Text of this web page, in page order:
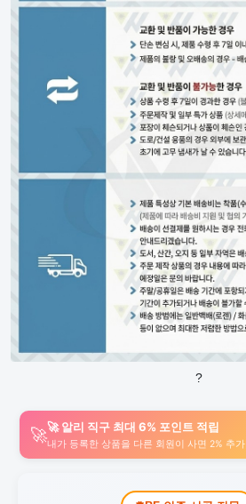
?
🚀🚀 알리 직구 최대 6% 포인트 적립
내가 등록한 상품을 다른 회원이 사면 2% 추가